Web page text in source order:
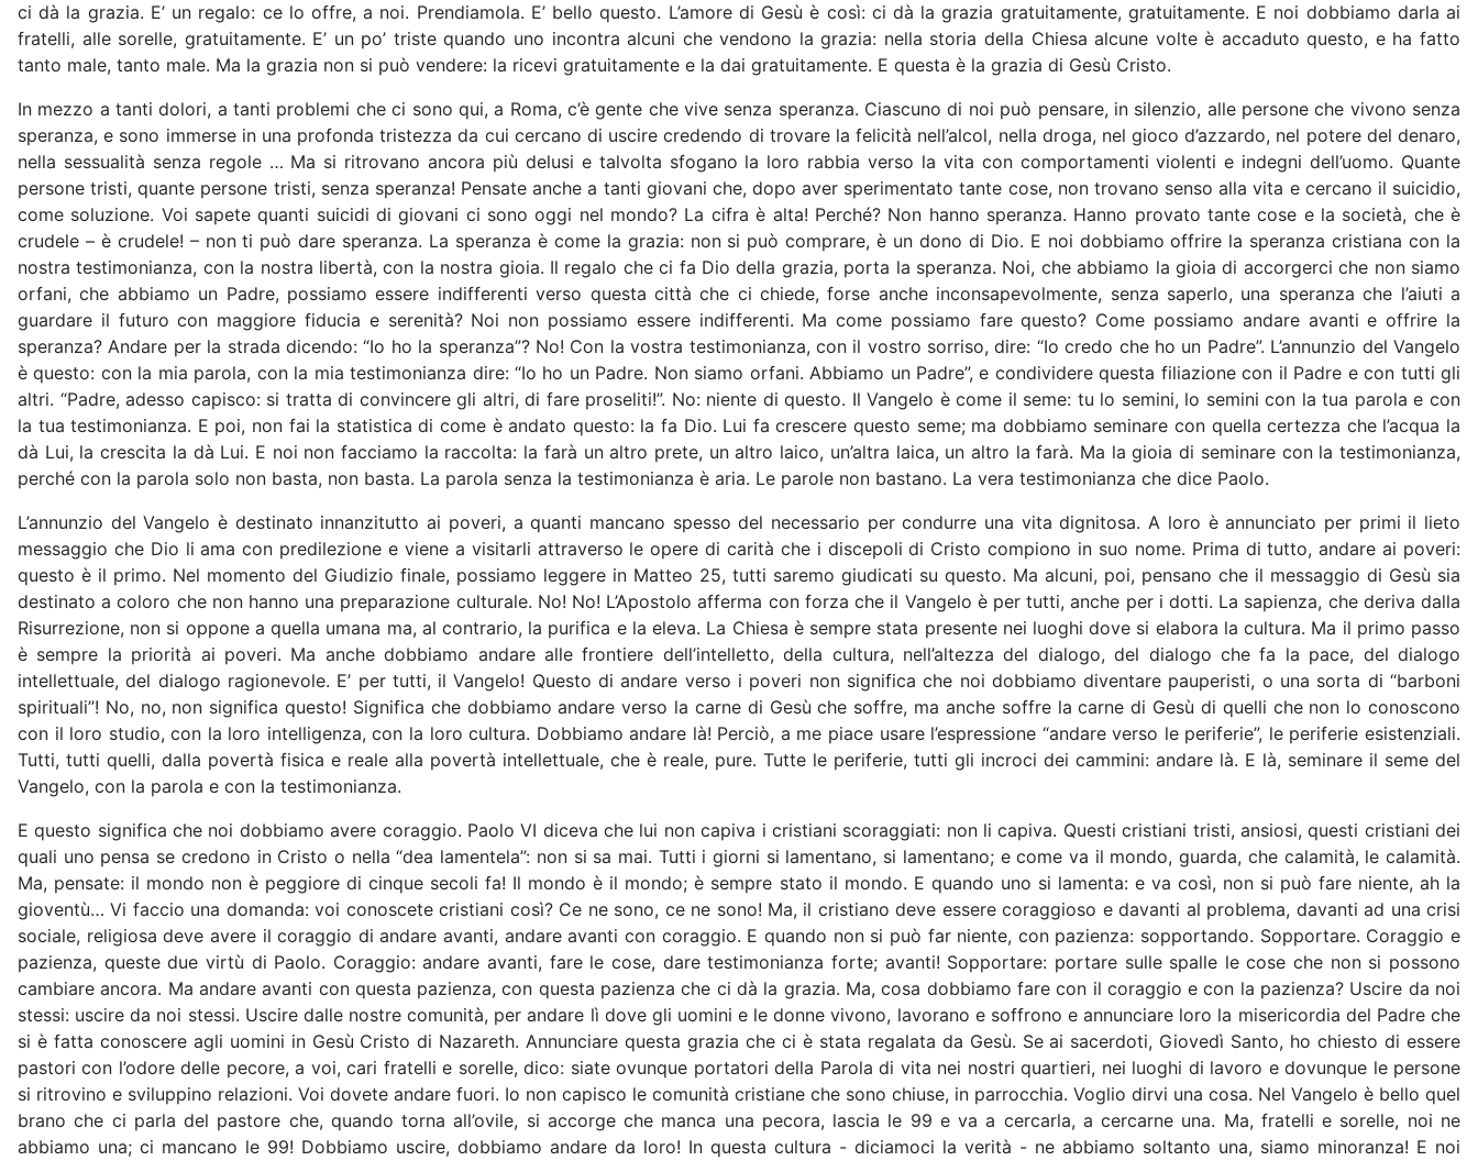
ci dà la grazia. E’ un regalo: ce lo offre, a noi. Prendiamola. E’ bello questo. L’amore di Gesù è così: ci dà la grazia gratuitamente, gratuitamente. E noi dobbiamo darla ai
fratelli, alle sorelle, gratuitamente. E’ un po’ triste quando uno incontra alcuni che vendono la grazia: nella storia della Chiesa alcune volte è accaduto questo, e ha fatto
tanto male, tanto male. Ma la grazia non si può vendere: la ricevi gratuitamente e la dai gratuitamente. E questa è la grazia di Gesù Cristo.
In mezzo a tanti dolori, a tanti problemi che ci sono qui, a Roma, c’è gente che vive senza speranza. Ciascuno di noi può pensare, in silenzio, alle persone che vivono senza
speranza, e sono immerse in una profonda tristezza da cui cercano di uscire credendo di trovare la felicità nell’alcol, nella droga, nel gioco d’azzardo, nel potere del denaro,
nella sessualità senza regole … Ma si ritrovano ancora più delusi e talvolta sfogano la loro rabbia verso la vita con comportamenti violenti e indegni dell’uomo. Quante
persone tristi, quante persone tristi, senza speranza! Pensate anche a tanti giovani che, dopo aver sperimentato tante cose, non trovano senso alla vita e cercano il suicidio,
come soluzione. Voi sapete quanti suicidi di giovani ci sono oggi nel mondo? La cifra è alta! Perché? Non hanno speranza. Hanno provato tante cose e la società, che è
crudele – è crudele! – non ti può dare speranza. La speranza è come la grazia: non si può comprare, è un dono di Dio. E noi dobbiamo offrire la speranza cristiana con la
nostra testimonianza, con la nostra libertà, con la nostra gioia. Il regalo che ci fa Dio della grazia, porta la speranza. Noi, che abbiamo la gioia di accorgerci che non siamo
orfani, che abbiamo un Padre, possiamo essere indifferenti verso questa città che ci chiede, forse anche inconsapevolmente, senza saperlo, una speranza che l’aiuti a
guardare il futuro con maggiore fiducia e serenità? Noi non possiamo essere indifferenti. Ma come possiamo fare questo? Come possiamo andare avanti e offrire la
speranza? Andare per la strada dicendo: “Io ho la speranza”? No! Con la vostra testimonianza, con il vostro sorriso, dire: “Io credo che ho un Padre”. L’annunzio del Vangelo
è questo: con la mia parola, con la mia testimonianza dire: “Io ho un Padre. Non siamo orfani. Abbiamo un Padre”, e condividere questa filiazione con il Padre e con tutti gli
altri. “Padre, adesso capisco: si tratta di convincere gli altri, di fare proseliti!”. No: niente di questo. Il Vangelo è come il seme: tu lo semini, lo semini con la tua parola e con
la tua testimonianza. E poi, non fai la statistica di come è andato questo: la fa Dio. Lui fa crescere questo seme; ma dobbiamo seminare con quella certezza che l’acqua la
dà Lui, la crescita la dà Lui. E noi non facciamo la raccolta: la farà un altro prete, un altro laico, un’altra laica, un altro la farà. Ma la gioia di seminare con la testimonianza,
perché con la parola solo non basta, non basta. La parola senza la testimonianza è aria. Le parole non bastano. La vera testimonianza che dice Paolo.
L’annunzio del Vangelo è destinato innanzitutto ai poveri, a quanti mancano spesso del necessario per condurre una vita dignitosa. A loro è annunciato per primi il lieto
messaggio che Dio li ama con predilezione e viene a visitarli attraverso le opere di carità che i discepoli di Cristo compiono in suo nome. Prima di tutto, andare ai poveri:
questo è il primo. Nel momento del Giudizio finale, possiamo leggere in Matteo 25, tutti saremo giudicati su questo. Ma alcuni, poi, pensano che il messaggio di Gesù sia
destinato a coloro che non hanno una preparazione culturale. No! No! L’Apostolo afferma con forza che il Vangelo è per tutti, anche per i dotti. La sapienza, che deriva dalla
Risurrezione, non si oppone a quella umana ma, al contrario, la purifica e la eleva. La Chiesa è sempre stata presente nei luoghi dove si elabora la cultura. Ma il primo passo
è sempre la priorità ai poveri. Ma anche dobbiamo andare alle frontiere dell’intelletto, della cultura, nell’altezza del dialogo, del dialogo che fa la pace, del dialogo
intellettuale, del dialogo ragionevole. E’ per tutti, il Vangelo! Questo di andare verso i poveri non significa che noi dobbiamo diventare pauperisti, o una sorta di “barboni
spirituali”! No, no, non significa questo! Significa che dobbiamo andare verso la carne di Gesù che soffre, ma anche soffre la carne di Gesù di quelli che non lo conoscono
con il loro studio, con la loro intelligenza, con la loro cultura. Dobbiamo andare là! Perciò, a me piace usare l’espressione “andare verso le periferie”, le periferie esistenziali.
Tutti, tutti quelli, dalla povertà fisica e reale alla povertà intellettuale, che è reale, pure. Tutte le periferie, tutti gli incroci dei cammini: andare là. E là, seminare il seme del
Vangelo, con la parola e con la testimonianza.
E questo significa che noi dobbiamo avere coraggio. Paolo VI diceva che lui non capiva i cristiani scoraggiati: non li capiva. Questi cristiani tristi, ansiosi, questi cristiani dei
quali uno pensa se credono in Cristo o nella “dea lamentela”: non si sa mai. Tutti i giorni si lamentano, si lamentano; e come va il mondo, guarda, che calamità, le calamità.
Ma, pensate: il mondo non è peggiore di cinque secoli fa! Il mondo è il mondo; è sempre stato il mondo. E quando uno si lamenta: e va così, non si può fare niente, ah la
gioventù… Vi faccio una domanda: voi conoscete cristiani così? Ce ne sono, ce ne sono! Ma, il cristiano deve essere coraggioso e davanti al problema, davanti ad una crisi
sociale, religiosa deve avere il coraggio di andare avanti, andare avanti con coraggio. E quando non si può far niente, con pazienza: sopportando. Sopportare. Coraggio e
pazienza, queste due virtù di Paolo. Coraggio: andare avanti, fare le cose, dare testimonianza forte; avanti! Sopportare: portare sulle spalle le cose che non si possono
cambiare ancora. Ma andare avanti con questa pazienza, con questa pazienza che ci dà la grazia. Ma, cosa dobbiamo fare con il coraggio e con la pazienza? Uscire da noi
stessi: uscire da noi stessi. Uscire dalle nostre comunità, per andare lì dove gli uomini e le donne vivono, lavorano e soffrono e annunciare loro la misericordia del Padre che
si è fatta conoscere agli uomini in Gesù Cristo di Nazareth. Annunciare questa grazia che ci è stata regalata da Gesù. Se ai sacerdoti, Giovedì Santo, ho chiesto di essere
pastori con l’odore delle pecore, a voi, cari fratelli e sorelle, dico: siate ovunque portatori della Parola di vita nei nostri quartieri, nei luoghi di lavoro e dovunque le persone
si ritrovino e sviluppino relazioni. Voi dovete andare fuori. Io non capisco le comunità cristiane che sono chiuse, in parrocchia. Voglio dirvi una cosa. Nel Vangelo è bello quel
brano che ci parla del pastore che, quando torna all’ovile, si accorge che manca una pecora, lascia le 99 e va a cercarla, a cercarne una. Ma, fratelli e sorelle, noi ne
abbiamo una; ci mancano le 99! Dobbiamo uscire, dobbiamo andare da loro! In questa cultura - diciamoci la verità - ne abbiamo soltanto una, siamo minoranza! E noi